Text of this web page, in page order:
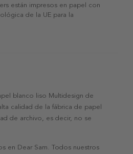
están impresos en papel con
de la UE para la
blanco liso Multidesign de
calidad de la fábrica de papel
de archivo, es decir, no se
en Dear Sam. Todos nuestros